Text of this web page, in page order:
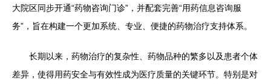
大院区同步开通“药物咨询门诊”，并配套完善“用药信息咨询服
务”，旨在构建一个更加系统、专业、便捷的药物治疗支持体系。
长期以来，药物治疗的复杂性、药物品种的繁多以及患者个体
差异，使得用药安全与有效性成为医疗质量的关键环节。特别是对